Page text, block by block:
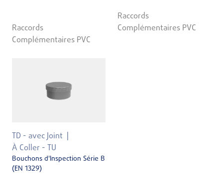
Raccords
Complémentaires PVC
Raccords
Complémentaires PVC
TD - avec Joint
À Coller - TU
Bouchons d'Inspection Série B
(EN 1329)